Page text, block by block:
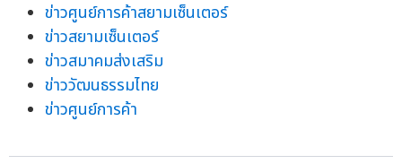
ข่าวศูนย์การค้าสยามเซ็นเตอร์
ข่าวสยามเซ็นเตอร์
ข่าวสมาคมส่งเสริม
ข่าววัฒนธรรมไทย
ข่าวศูนย์การค้า